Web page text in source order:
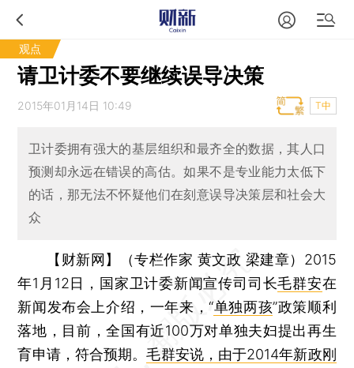
观点
请卫计委不要继续误导决策
2015年01月14日 10:49 T中
卫计委拥有强大的基层组织和最齐全的数据，其人口
预测却永远在错误的高估。如果不是专业能力太低下
的话，那无法不怀疑他们在刻意误导决策层和社会大
众
【财新网】（专栏作家 黄文政 梁建章） 2015
年1月12日，国家卫计委新闻宣传司司长毛群安在
新闻发布会上介绍，一年来，“单独两孩”政策顺利
落地，目前，全国有近100万对单独夫妇提出再生
育申请，符合预期。毛群安说，由于2014年新政刚